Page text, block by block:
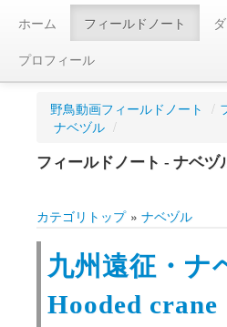
ホーム フィールドノート
プロフィール
野鳥動画フィールドノート /
ナベヅル /
フィールドノート - ナベヅ
カテゴリトップ »ナベヅル
九州遠征・ナ
Hooded crane